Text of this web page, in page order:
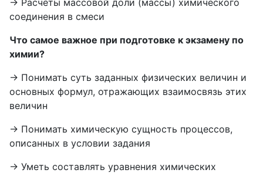
→ Расчёты массовой доли (массы) химического
соединения в смеси
Что самое важное при подготовке к экзамену по
химии?
→ Понимать суть заданных физических величин и
основных формул, отражающих взаимосвязь этих
величин
→ Понимать химическую сущность процессов,
описанных в условии задания
→ Уметь составлять уравнения химических